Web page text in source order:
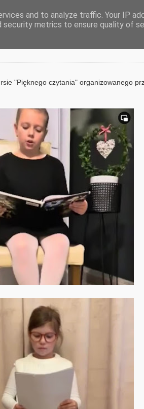
"Pięknego czytania" organizowanego
and to analyze traffic. Your IP
metrics to ensure quality of